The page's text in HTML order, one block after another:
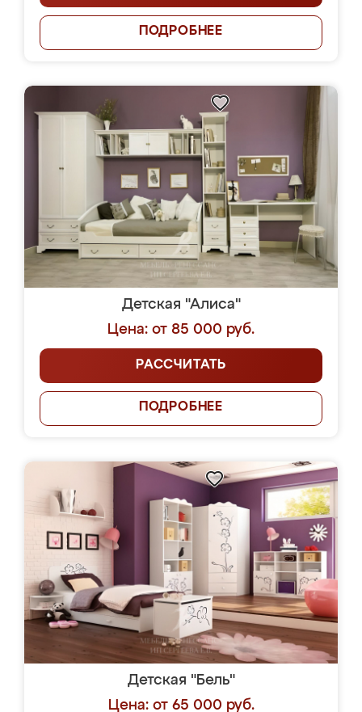
ПОДРОБНЕЕ
Детская "Алиса"
Цена: от 85 000 руб.
РАССЧИТАТЬ
ПОДРОБНЕЕ
Детская "Бель"
Цена: от 65 000 руб.